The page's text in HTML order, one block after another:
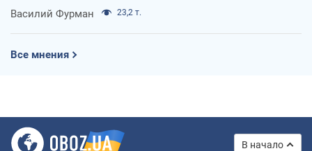
Василий Фурман 23,2 т.
Все мнения
В начало